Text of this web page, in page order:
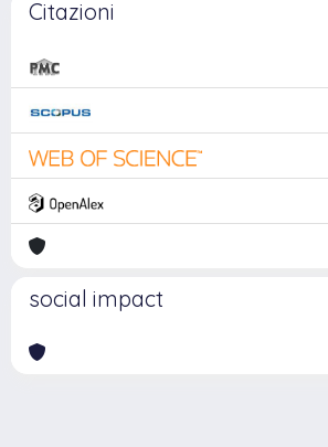
Citazioni
social impact